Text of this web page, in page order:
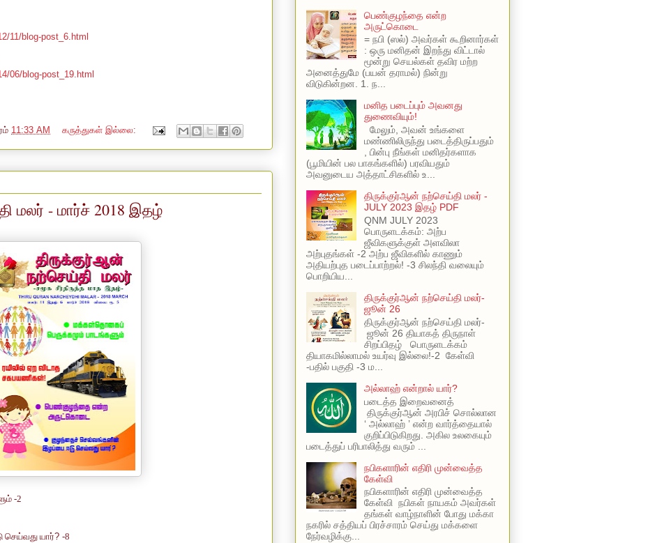
11/blog-post_6.html
06/blog-post_19.html
11:33 AM கருத்துகள் இல்லை:
மலர் - மார்ச் 2018 இதழ்
-2
யார்? -8
பெண்குழந்தை என்ற
அருட்கொடை
= நபி (ஸல்) அவர்கள் கூறினார்கள்
: ஒரு மனிதன் இறந்து விட்டால்
மூன்று செயல்கள் தவிர மற்ற
அனைத்துமே (பயன் தராமல்) நின்று
விடுகின்றன. 1. ந...
மனித படைப்பும் அவனது
துணைவியும்!
மேலும், அவன் உங்களை
மண்ணிலிருந்து படைத்திருப்பதும்
, பின்பு நீங்கள் மனிதர்களாக
(பூமியின் பல பாகங்களில்) பரவியதும்
அவனுடைய அத்தாட்சிகளில் உ...
திருக்குர்ஆன் நற்செய்தி மலர் -
JULY 2023 இதழ் PDF
QNM JULY 2023
பொருளடக்கம்: அற்ப
ஜீவிகளுக்குள் அளவிலா
அற்புதங்கள் -2 அற்ப ஜீவிகளில் காணும்
அதியற்புத படைப்பாற்றல்! -3 சிலந்தி வலையும்
பொறியிய...
திருக்குர்ஆன் நற்செய்தி மலர்-
ஜூன் 26
திருக்குர்ஆன் நற்செய்தி மலர்-
ஜூன் 26 தியாகத் திருநாள்
சிறப்பிதழ் பொருளடக்கம்
தியாகமில்லாமல் உயர்வு இல்லை!-2 கேள்வி
-பதில் பகுதி -3 ம...
அல்லாஹ் என்றால் யார்?
படைத்த இறைவனைத்
திருக்குர்ஆன் அரபிச் சொல்லான
‘ அல்லாஹ் ’ என்ற வார்த்தையால்
குறிப்பிடுகிறது. அகில உலகையும்
படைத்துப் பரிபாலித்து வரும் ...
நபிகளாரின் எதிரி முன்வைத்த
கேள்வி
நபிகளாரின் எதிரி முன்வைத்த
கேள்வி நபிகள் நாயகம் அவர்கள்
தங்கள் வாழ்நாளின் போது மக்கா
நகரில் சத்தியப் பிரச்சாரம் செய்து மக்களை
நேர்வழிக்கு...